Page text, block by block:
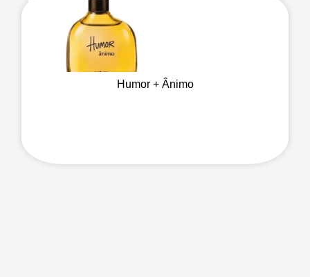
Humor + Ânimo